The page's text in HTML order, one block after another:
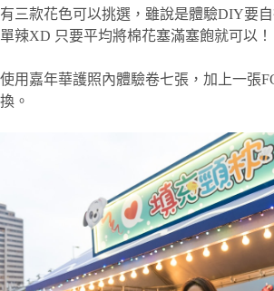
有三款花色可以挑選，雖說是體驗DIY要
單辣XD 只要平均將棉花塞滿塞飽就可以！
使用嘉年華護照內體驗卷七張，加上一張
換。